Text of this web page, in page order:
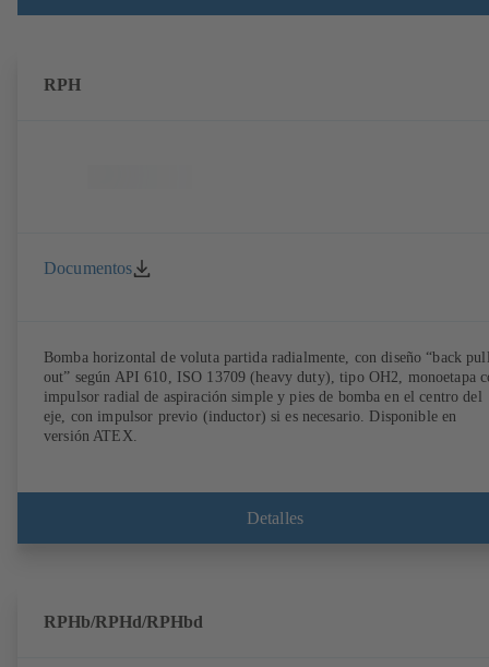
RPH
Documentos
Bomba horizontal de voluta partida radialmente, con diseño “back
out” según API 610, ISO 13709 (heavy duty), tipo OH2, monoetapa
impulsor radial de aspiración simple y pies de bomba en el centro del
eje, con impulsor previo (inductor) si es necesario. Disponible en
versión ATEX.
Detalles
RPHb/RPHd/RPHbd